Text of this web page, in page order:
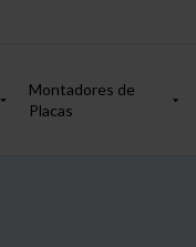
Montadores de
Placas